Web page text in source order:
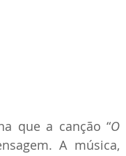
que a canção “O
A música,